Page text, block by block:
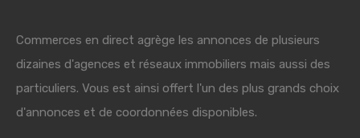
Commerces en direct agrège les annonces de plusieurs
dizaines d'agences et réseaux immobiliers mais aussi des
particuliers. Vous est ainsi offert l'un des plus grands choix
d'annonces et de coordonnées disponibles.